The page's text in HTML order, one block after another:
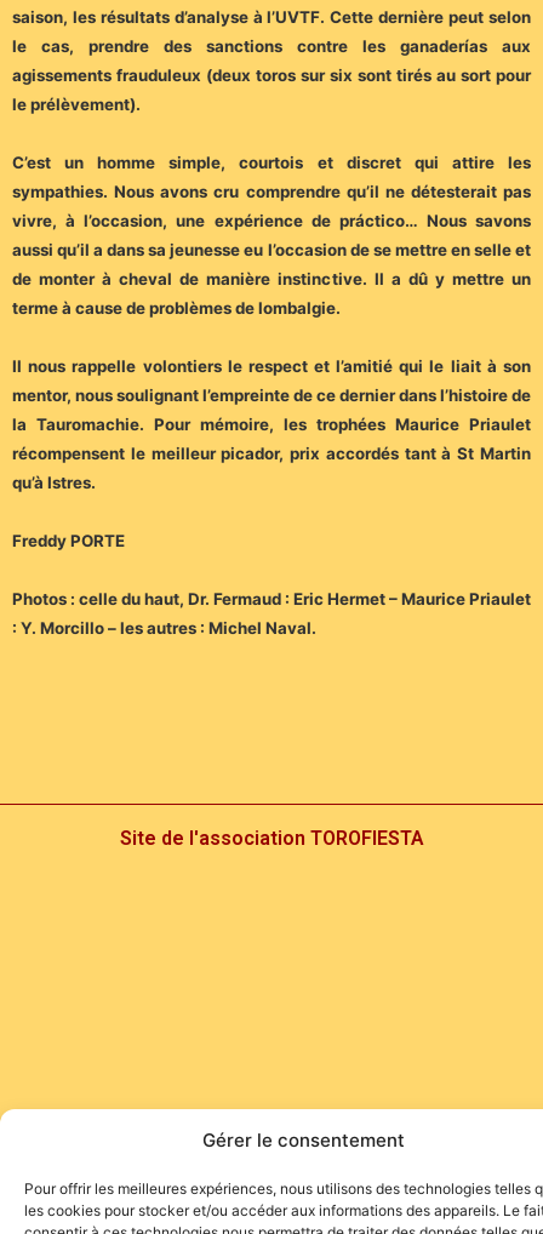
Gérer le consentement
Pour offrir les meilleures expériences, nous utilisons des technologies telles
les cookies pour stocker et/ou accéder aux informations des appareils. Le
saison, les résultats d’analyse à l’UVTF. Cette dernière peut selon
le cas, prendre des sanctions contre les ganaderías aux
agissements frauduleux (deux toros sur six sont tirés au sort pour
le prélèvement).
C’est un homme simple, courtois et discret qui attire les
sympathies. Nous avons cru comprendre qu’il ne détesterait pas
vivre, à l’occasion, une expérience de práctico… Nous savons
aussi qu’il a dans sa jeunesse eu l’occasion de se mettre en selle et
de monter à cheval de manière instinctive. Il a dû y mettre un
terme à cause de problèmes de lombalgie.
Il nous rappelle volontiers le respect et l’amitié qui le liait à son
mentor, nous soulignant l’empreinte de ce dernier dans l’histoire de
la Tauromachie. Pour mémoire, les trophées Maurice Priaulet
récompensent le meilleur picador, prix accordés tant à St Martin
qu’à Istres.
Freddy PORTE
Photos : celle du haut, Dr. Fermaud : Eric Hermet – Maurice Priaulet
: Y. Morcillo – les autres : Michel Naval.
Site de l'association TOROFIESTA